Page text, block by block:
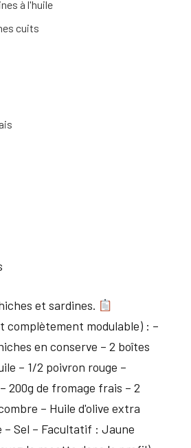
à l'huile
cuits
et sardines.
complètement modulable) : –
en conserve – 2 boîtes
– 1/2 poivron rouge –
200g de fromage frais – 2
– Huile d'olive extra
– Sel – Facultatif : Jaune